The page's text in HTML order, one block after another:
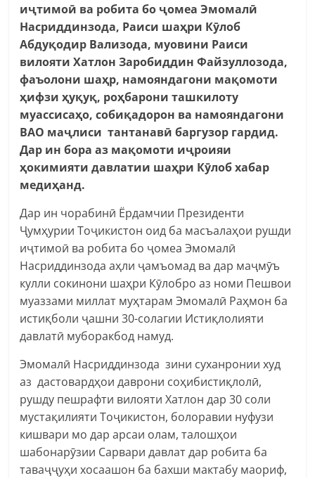
иҷтимоӣ ва робита бо ҷомеа Эмомалӣ
Насриддинзода, Раиси шаҳри Кӯлоб
Абдуқодир Вализода, муовини Раиси
вилояти Хатлон Заробиддин Файзуллозода,
фаъолони шаҳр, намояндагони мақомоти
ҳифзи ҳуқуқ, роҳбарони ташкилоту
муассисаҳо, собиқадорон ва намояндагони
ВАО маҷлиси тантанавӣ баргузор гардид.
Дар ин бора аз мақомоти иҷроияи
ҳокимияти давлатии шаҳри Кӯлоб хабар
медиҳанд.
Дар ин чорабинӣ Ёрдамчии Президенти
Ҷумҳурии Тоҷикистон оид ба масъалаҳои рушди
иҷтимоӣ ва робита бо ҷомеа Эмомалӣ
Насриддинзода аҳли ҷамъомад ва дар маҷмӯъ
кулли сокинони шаҳри Кӯлобро аз номи Пешвои
муаззами миллат муҳтарам Эмомалӣ Раҳмон ба
истиқболи ҷашни 30-солагии Истиқлолияти
давлатӣ муборакбод намуд.
Эмомалӣ Насриддинзода зини суханронии худ
аз дастовардҳои даврони соҳибистиқлолӣ,
рушду пешрафти вилояти Хатлон дар 30 соли
мустақилияти Тоҷикистон, болоравии нуфузи
кишвари мо дар арсаи олам, талошҳои
шабонарӯзии Сарвари давлат дар робита ба
таваҷҷуҳи хосаашон ба бахши мактабу маориф,